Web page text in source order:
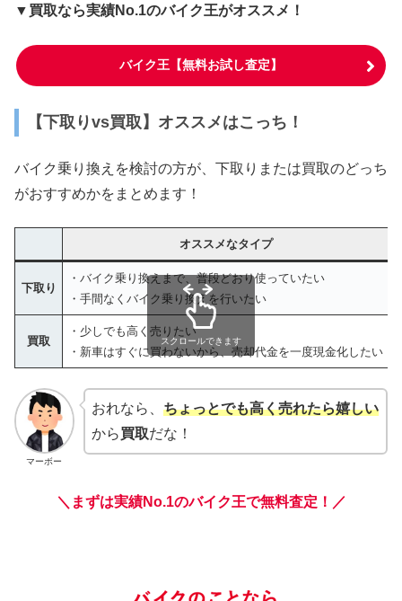
▼買取なら実績No.1のバイク王がオススメ！
バイク王【無料お試し査定】
【下取りvs買取】オススメはこっち！
バイク乗り換えを検討の方が、下取りまたは買取のどっち
がおすすめかをまとめます！
オススメなタイプ
下取り
・バイク乗り換えまで、普段どおり使っていたい
・手間なくバイク乗り換えを行いたい
買取
・少しでも高く売りたい
・新車はすぐに買わないから、売却代金を一度現金化したい
スクロールできます
マーボー
おれなら、 ちょっとでも高く売れたら嬉しい
から買取だな！
＼まずは実績No.1のバイク王で無料査定！／